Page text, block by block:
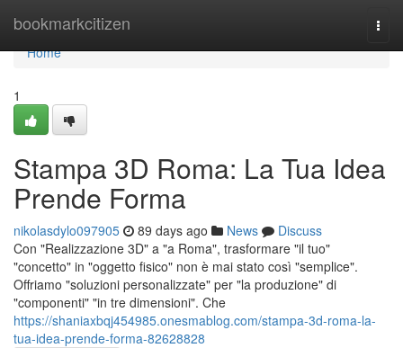
bookmarkcitizen
Home
Home
1
Stampa 3D Roma: La Tua Idea
Prende Forma
nikolasdylo097905 89 days ago News
Discuss
Con "Realizzazione 3D" a "a Roma", trasformare "il tuo"
"concetto" in "oggetto fisico" non è mai stato così "semplice".
Offriamo "soluzioni personalizzate" per "la produzione" di
"componenti" "in tre dimensioni". Che
https://shaniaxbqj454985.onesmablog.com/stampa-3d-roma-la-
tua-idea-prende-forma-82628828